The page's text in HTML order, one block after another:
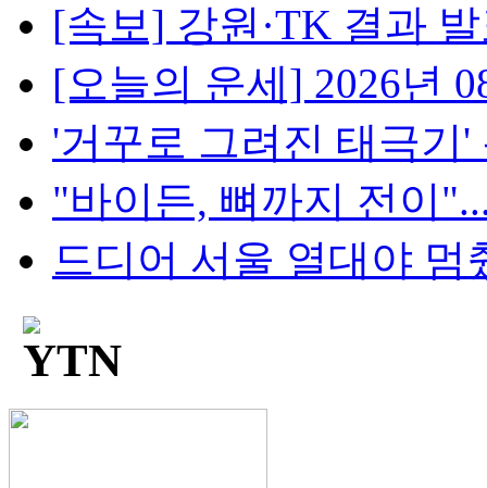
[속보] 강원·TK 결과
[오늘의 운세] 2026년
'거꾸로 그려진 태극기'
"바이든, 뼈까지 전이
드디어 서울 열대야 멈